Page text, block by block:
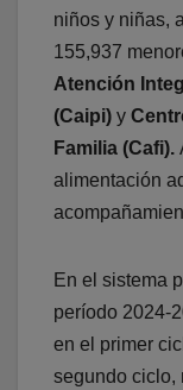
niños y niñas,
155,937
Atención
(Caipi) y
Familia (Cafi).
alimentación
En el sistema
período 2024-
en el primer
segundo ciclo,